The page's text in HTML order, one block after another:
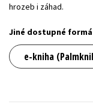
hrozeb i záhad.
Jiné dostupné
e-kniha